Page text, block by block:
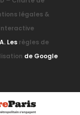
légales &
Les règles de
de Google